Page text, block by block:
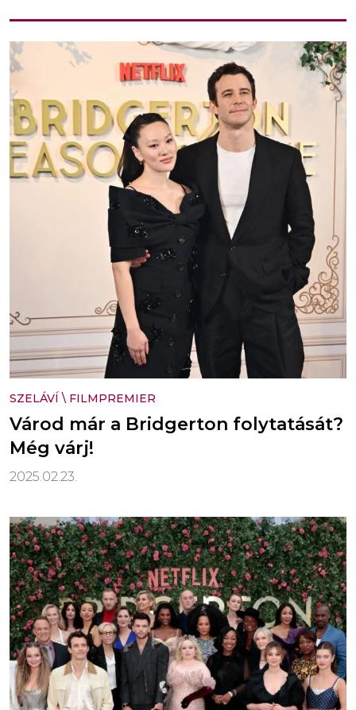
SZELÁVÍ \ FILMPREMIER
Várod már a Bridgerton folytatását?
Még várj!
2025.02.23.